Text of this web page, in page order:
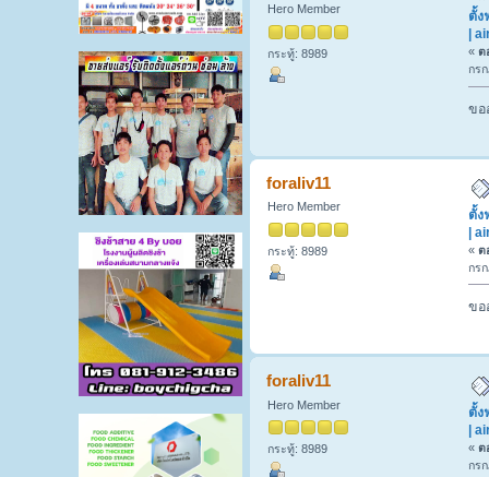
Hero Member
กระทู้: 8989
ตั้ง
|
« ต
กร
ขอ
foraliv11
Hero Member
กระทู้: 8989
ตั้ง
|
« ต
กร
ขอ
foraliv11
Hero Member
กระทู้: 8989
ตั้ง
|
« ต
กร